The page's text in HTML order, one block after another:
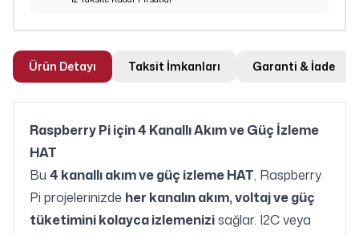
Ürün Detayı Taksit İmkanları Garanti & İade
Raspberry Pi için 4 Kanallı Akım ve Güç İzleme
HAT
Bu 4 kanallı akım ve güç izleme HAT, Raspberry
Pi projelerinizde her kanalın akım, voltaj ve güç
tüketimini kolayca izlemenizisağlar. I2C veya